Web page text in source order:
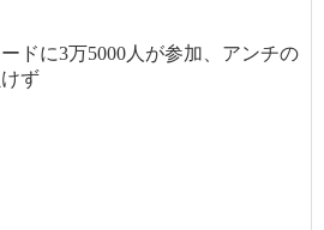
ドに3万5000人が参加、アンチの
ず